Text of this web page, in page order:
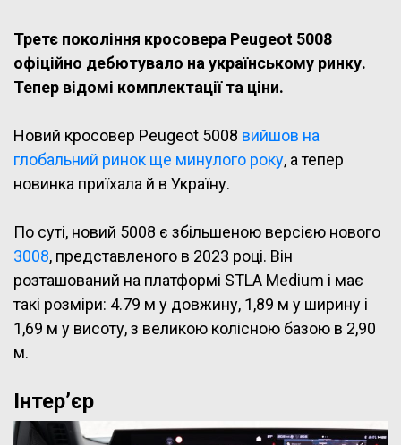
Третє покоління кросовера Peugeot 5008
офіційно дебютувало на українському ринку.
Тепер відомі комплектації та ціни.
Новий кросовер Peugeot 5008 вийшов на
глобальний ринок ще минулого року, а тепер
новинка приїхала й в Україну.
По суті, новий 5008 є збільшеною версією нового
3008, представленого в 2023 році. Він
розташований на платформі STLA Medium і має
такі розміри: 4.79 м у довжину, 1,89 м у ширину і
1,69 м у висоту, з великою колісною базою в 2,90
м.
Інтер’єр